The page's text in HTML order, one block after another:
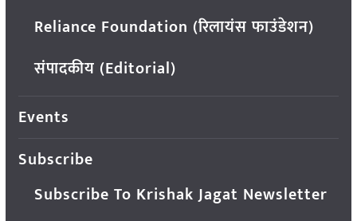
Reliance Foundation (रिलायंस फाउंडेशन)
संपादकीय (Editorial)
Events
Subscribe
Subscribe To Krishak Jagat Newsletter